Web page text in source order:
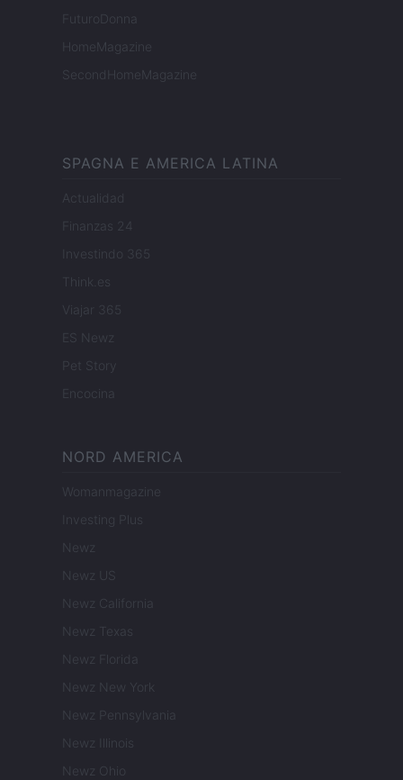
FuturoDonna
HomeMagazine
SecondHomeMagazine
SPAGNA E AMERICA LATINA
Actualidad
Finanzas 24
Investindo 365
Think.es
Viajar 365
ES Newz
Pet Story
Encocina
NORD AMERICA
Womanmagazine
Investing Plus
Newz
Newz US
Newz California
Newz Texas
Newz Florida
Newz New York
Newz Pennsylvania
Newz Illinois
Newz Ohio